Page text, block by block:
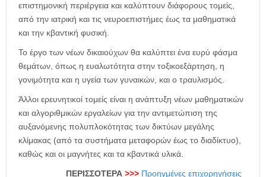
επιστημονική περιέργεια και καλύπτουν διάφορους τομείς,
από την ιατρική και τις νευροεπιστήμες έως τα μαθηματικά
και την κβαντική φυσική.
Το έργο των νέων δικαιούχων θα καλύπτει ένα ευρύ φάσμα
θεμάτων, όπως η ευαλωτότητα στην τοξικοεξάρτηση, η
γονιμότητα και η υγεία των γυναικών, και ο τραυλισμός.
Άλλοι ερευνητικοί τομείς είναι η ανάπτυξη νέων μαθηματικών
και αλγοριθμικών εργαλείων για την αντιμετώπιση της
αυξανόμενης πολυπλοκότητας των δικτύων μεγάλης
κλίμακας (από τα συστήματα μεταφορών έως το διαδίκτυο),
καθώς και οι μαγνήτες και τα κβαντικά υλικά.
ΠΕΡΙΣΣΟΤΕΡΑ >>> Προηγμένες επιχορηγήσεις